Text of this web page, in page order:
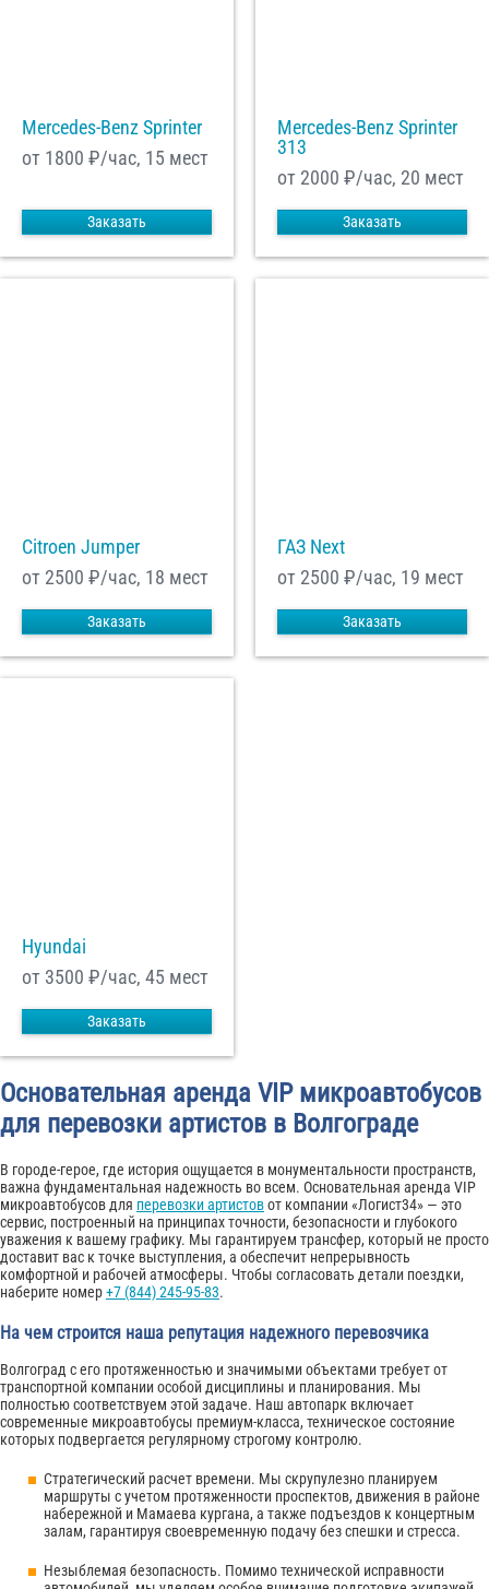
Mercedes-Benz Sprinter
от 1800 ₽/час, 15 мест
Заказать
Mercedes-Benz Sprinter
313
от 2000 ₽/час, 20 мест
Заказать
Citroen Jumper
от 2500 ₽/час, 18 мест
Заказать
ГАЗ Next
от 2500 ₽/час, 19 мест
Заказать
Hyundai
от 3500 ₽/час, 45 мест
Заказать
Основательная аренда VIP микроавтобусов
для перевозки артистов в Волгограде
В городе-герое, где история ощущается в монументальности пространств,
важна фундаментальная надежность во всем. Основательная аренда VIP
микроавтобусов для перевозки артистовот компании «Логист34» — это
сервис, построенный на принципах точности, безопасности и глубокого
уважения к вашему графику. Мы гарантируем трансфер, который не просто
доставит вас к точке выступления, а обеспечит непрерывность
комфортной и рабочей атмосферы. Чтобы согласовать детали поездки,
наберите номер+7 (844) 245-95-83.
На чем строится наша репутация надежного перевозчика
Волгоград с его протяженностью и значимыми объектами требует от
транспортной компании особой дисциплины и планирования. Мы
полностью соответствуем этой задаче. Наш автопарк включает
современные микроавтобусы премиум-класса, техническое состояние
которых подвергается регулярному строгому контролю.
Стратегический расчет времени. Мы скрупулезно планируем
маршруты с учетом протяженности проспектов, движения в районе
набережной и Мамаева кургана, а также подъездов к концертным
залам, гарантируя своевременную подачу без спешки и стресса.
Незыблемая безопасность. Помимо технической исправности